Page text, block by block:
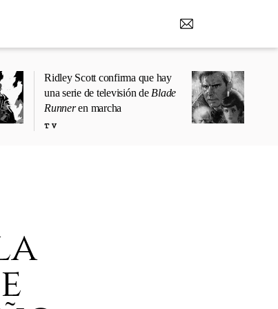
Ridley Scott confirma que hay
una serie de televisión de Blade
Runneren marcha
TV